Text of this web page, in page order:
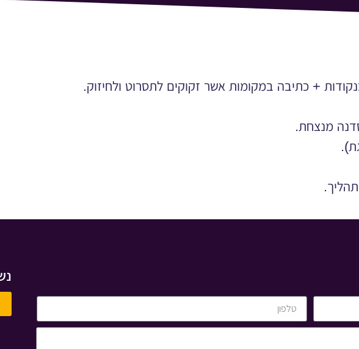
+ כתיבה במקומות אשר זקוקים לתסרוט ולחיזוק.